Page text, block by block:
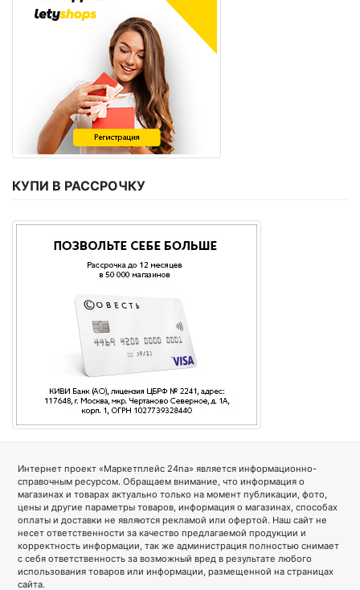
КУПИ В РАССРОЧКУ
Интернет проект «Маркетплейс 24na» является информационно-
справочным ресурсом. Обращаем внимание, что информация о
магазинах и товарах актуально только на момент публикации, фото,
цены и другие параметры товаров, информация о магазинах, способах
оплаты и доставки не являются рекламой или офертой. Наш сайт не
несет ответственности за качество предлагаемой продукции и
корректность информации, так же администрация полностью снимает
с себя ответственность за возможный вред в результате любого
использования товаров или информации, размещенной на страницах
сайта.